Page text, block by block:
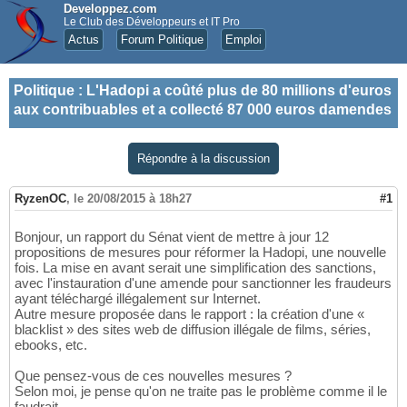
Developpez.com
Le Club des Développeurs et IT Pro
Actus Forum Politique Emploi
Politique : L'Hadopi a coûté plus de 80 millions d'euros
aux contribuables et a collecté 87 000 euros damendes
Répondre à la discussion
RyzenOC, le 20/08/2015 à 18h27 #1
Bonjour, un rapport du Sénat vient de mettre à jour 12
propositions de mesures pour réformer la Hadopi, une nouvelle
fois. La mise en avant serait une simplification des sanctions,
avec l'instauration d'une amende pour sanctionner les fraudeurs
ayant téléchargé illégalement sur Internet.
Autre mesure proposée dans le rapport : la création d'une «
blacklist » des sites web de diffusion illégale de films, séries,
ebooks, etc.
Que pensez-vous de ces nouvelles mesures ?
Selon moi, je pense qu'on ne traite pas le problème comme il le